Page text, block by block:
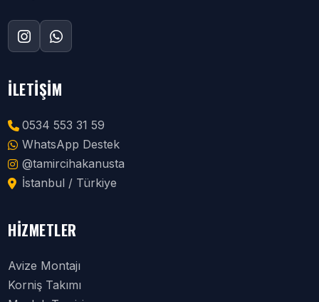
İLETIŞIM
0534 553 31 59
WhatsApp Destek
@tamircihakanusta
İstanbul / Türkiye
HIZMETLER
Avize Montajı
Korniş Takımı